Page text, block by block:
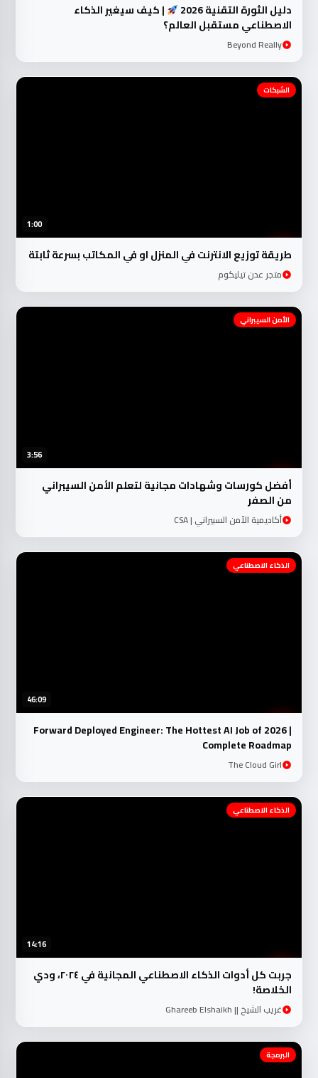
دليل الثورة التقنية 2026
| كيف سيغير الذكاء
الاصطناعي مستقبل العالم؟
Beyond Really
1:00
الشبكات
طريقة توزيع الانترنت في المنزل او في المكاتب بسرعة ثابتة
متجر عدن تيليكوم
3:56
الأمن السيبراني
أفضل كورسات وشهادات مجانية لتعلم الأمن السيبراني
من الصفر
أكاديمية الأمن السبيراني | CSA
46:09
الذكاء الاصطناعي
Forward Deployed Engineer: The Hottest AI Job of 2026 |
Complete Roadmap
The Cloud Girl
14:16
الذكاء الاصطناعي
جربت كل أدوات الذكاء الاصطناعي المجانية في ٢٠٢٤، ودي
الخلاصة!
غريب الشيخ || Ghareeb Elshaikh
البرمجة